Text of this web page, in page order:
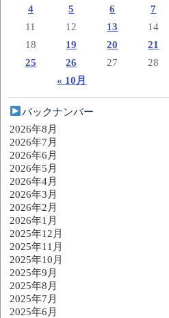
« 10月
4
5 6 7
11
12 13 14
18
19 20 21
25
26 27 28
バックナンバー
2026年8月
2026年7月
2026年6月
2026年5月
2026年4月
2026年3月
2026年2月
2026年1月
2025年12月
2025年11月
2025年10月
2025年9月
2025年8月
2025年7月
2025年6月